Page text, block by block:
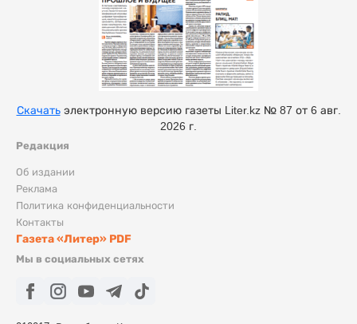
Редакция
Об издании
Реклама
Политика конфиденциальности
Контакты
Газета «Литер» PDF
Мы в социальных сетях
Скачатьэлектронную версию газеты Liter.kz № 87 от 6 авг.
2026 г.